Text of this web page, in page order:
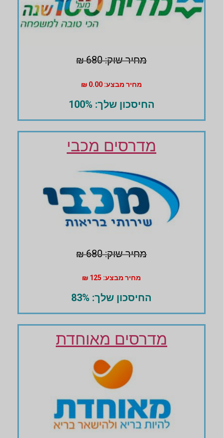
מחיר שוק: 680 ₪
מחיר מבצע: 0.00 ₪
החיסכון שלך: 100%
מדרסים מכבי
מחיר שוק: 680 ₪
מחיר מבצע: 125 ₪
החיסכון שלך: 83%
מדרסים מאוחדת